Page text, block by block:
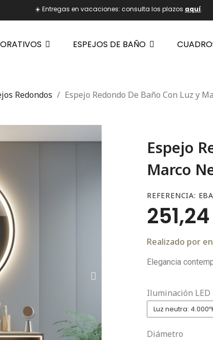
☀️ Entregas en vacaciones: consulta los plazos aquí.
ESPEJOS DE BAÑO
Redondos Espejo Redondo De Baño Con Luz y
Espejo
Marco
REFERENCIA
Realizado por
Elegancia
Iluminación LED
Diámetro